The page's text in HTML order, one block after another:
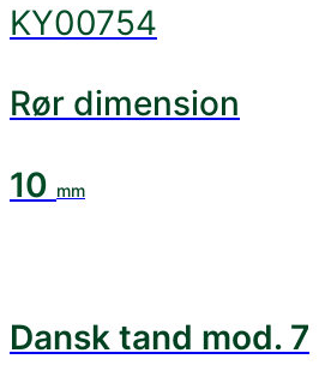
KY00754
Rør dimension
10 mm
Dansk tand mod. 7